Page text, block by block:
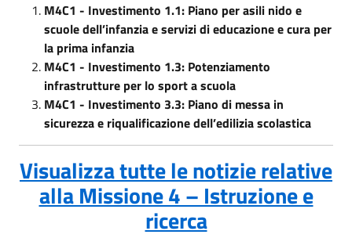
M4C1 - Investimento 1.1: Piano per asili nido e
scuole dell’infanzia e servizi di educazione e cura per
la prima infanzia
M4C1 - Investimento 1.3: Potenziamento
infrastrutture per lo sport a scuola
M4C1 - Investimento 3.3: Piano di messa in
sicurezza e riqualificazione dell’edilizia scolastica
Visualizza tutte le notizie relative
alla Missione 4 – Istruzione e
ricerca